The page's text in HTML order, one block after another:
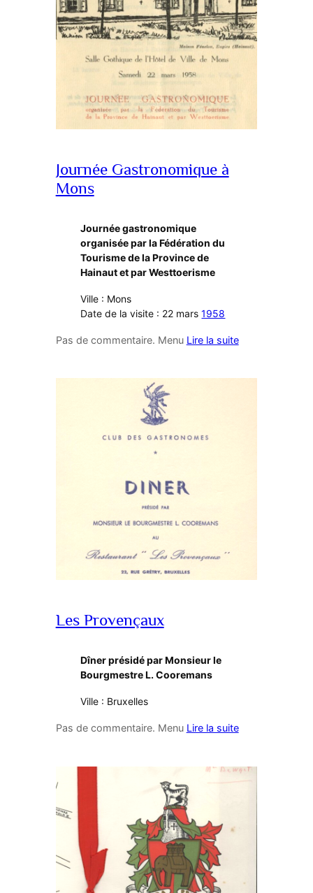
Journée Gastronomique à
Mons
Journée gastronomique
organisée par la Fédération du
Tourisme de la Province de
Hainaut et par Westtoerisme
Ville : Mons
Date de la visite : 22 mars1958
Pas de commentaire. Menu Lire la suite
Les Provençaux
Dîner présidé par Monsieur le
Bourgmestre L. Cooremans
Ville : Bruxelles
Pas de commentaire. Menu Lire la suite